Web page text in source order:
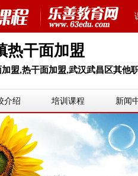
热干面加盟
盟,热干面加盟,武汉武昌区其他
介绍 培训课程 新闻